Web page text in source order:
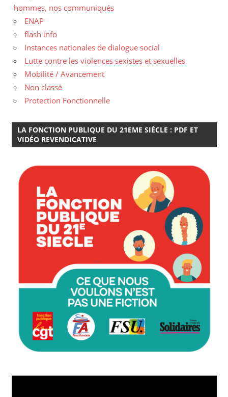
hommes, nos communiqués
ENAP
flash info
Instances nationales de dialogue social
Lutte contre les violences sexistes et sexuelles
Mobilité / Avancement
Non classé
Protection Fonctionnelle
LA FONCTION PUBLIQUE DU 21EME SIÈCLE : PDF ET
VIDÉO REVENDICATIVE